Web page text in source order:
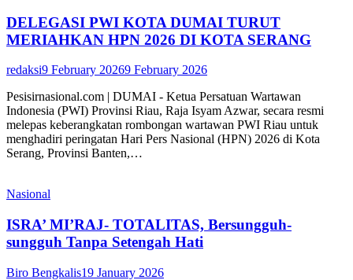
DELEGASI PWI KOTA DUMAI TURUT
MERIAHKAN HPN 2026 DI KOTA SERANG
redaksi9 February 20269 February 2026
Pesisirnasional.com | DUMAI - Ketua Persatuan Wartawan
Indonesia (PWI) Provinsi Riau, Raja Isyam Azwar, secara resmi
melepas keberangkatan rombongan wartawan PWI Riau untuk
menghadiri peringatan Hari Pers Nasional (HPN) 2026 di Kota
Serang, Provinsi Banten,…
Nasional
ISRA’ MI’RAJ- TOTALITAS, Bersungguh-
sungguh Tanpa Setengah Hati
Biro Bengkalis19 January 2026